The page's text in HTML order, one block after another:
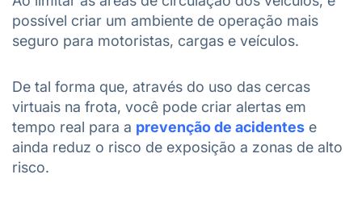
possível criar um ambiente de operação mais
seguro para motoristas, cargas e veículos.
De tal forma que, através do uso das cercas
virtuais na frota, você pode criar alertas em
tempo real para a prevenção de acidentes e
ainda reduz o risco de exposição a zonas de alto
risco.